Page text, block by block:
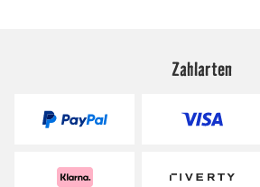
Zahlarten